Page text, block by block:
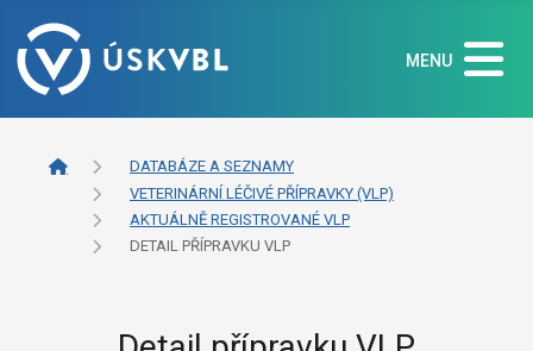
MENU
DATABÁZE A SEZNAMY
VETERINÁRNÍ LÉČIVÉ PŘÍPRAVKY (VLP)
AKTUÁLNĚ REGISTROVANÉ VLP
DETAIL PŘÍPRAVKU VLP